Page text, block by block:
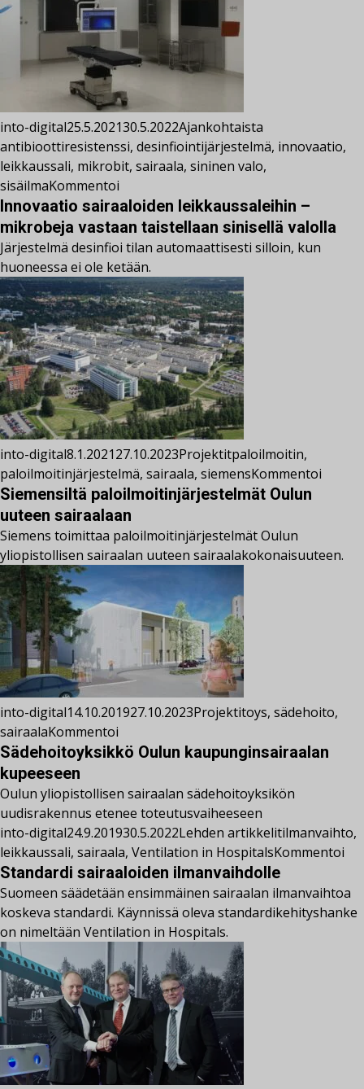
into-digital25.5.202130.5.2022Ajankohtaista
antibioottiresistenssi, desinfiointijärjestelmä, innovaatio,
leikkaussali, mikrobit, sairaala, sininen valo,
sisäilmaKommentoi
Innovaatio sairaaloiden leikkaussaleihin –
mikrobeja vastaan taistellaan sinisellä valolla
Järjestelmä desinfioi tilan automaattisesti silloin, kun
huoneessa ei ole ketään.
into-digital8.1.202127.10.2023Projektitpaloilmoitin,
paloilmoitinjärjestelmä, sairaala, siemensKommentoi
Siemensiltä paloilmoitinjärjestelmät Oulun
uuteen sairaalaan
Siemens toimittaa paloilmoitinjärjestelmät Oulun
yliopistollisen sairaalan uuteen sairaalakokonaisuuteen.
into-digital14.10.201927.10.2023Projektitoys, sädehoito,
sairaalaKommentoi
Sädehoitoyksikkö Oulun kaupunginsairaalan
kupeeseen
Oulun yliopistollisen sairaalan sädehoitoyksikön
uudisrakennus etenee toteutusvaiheeseen
into-digital24.9.201930.5.2022Lehden artikkelitilmanvaihto,
leikkaussali, sairaala, Ventilation in HospitalsKommentoi
Standardi sairaaloiden ilmanvaihdolle
Suomeen säädetään ensimmäinen sairaalan ilmanvaihtoa
koskeva standardi. Käynnissä oleva standardikehityshanke
on nimeltään Ventilation in Hospitals.